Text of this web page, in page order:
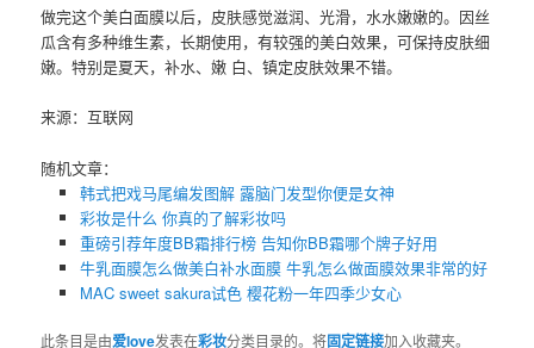
做完这个美白面膜以后，皮肤感觉滋润、光滑，水水嫩嫩的。因丝
瓜含有多种维生素，长期使用，有较强的美白效果，可保持皮肤细
嫩。特别是夏天，补水、嫩 白、镇定皮肤效果不错。
来源：互联网
随机文章：
韩式把戏马尾编发图解 露脑门发型你便是女神
彩妆是什么 你真的了解彩妆吗
重磅引荐年度BB霜排行榜 告知你BB霜哪个牌子好用
牛乳面膜怎么做美白补水面膜 牛乳怎么做面膜效果非常的好
MAC sweet sakura试色 樱花粉一年四季少女心
此条目是由爱love发表在彩妆分类目录的。将固定链接加入收藏夹。